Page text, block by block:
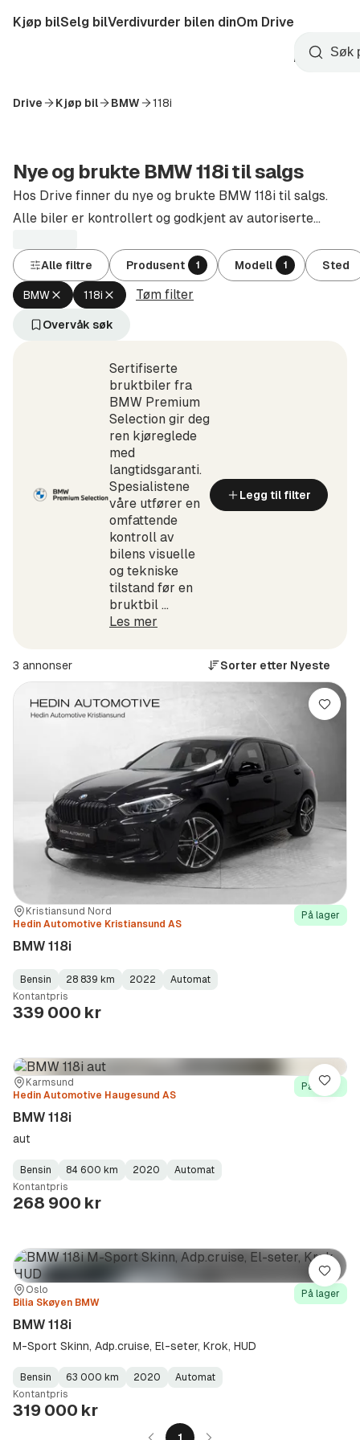
til
Startside
Kjøp bilSelg bilVerdivurder bilen dinOm Drive
Opprett
konto
Søk
Drive Kjøp bil BMW 118i
Nye og brukte BMW 118i til salgs
Hos Drive finner du nye og brukte BMW 118i til salgs.
Alle biler er kontrollert og godkjent av autoriserte
Alle filtre Produsent 1 Modell 1 Sted
BMW Fjern
aktivt
filter
118i Fjern
aktivt
filter
Tøm filter
Overvåk søk
Sertifiserte
bruktbiler fra
BMW Premium
Selection gir deg
ren kjøreglede
med
langtidsgaranti.
Spesialistene
våre utfører en
omfattende
kontroll av
bilens visuelle
og tekniske
tilstand før en
bruktbil ...
Les mer
Legg til filter
3 annonser Sorter etter Nyeste
Sted:Kristiansund Nord
Forhandler:
Hedin Automotive Kristiansund AS
På lager
BMW 118i
Fuel
Type:
Bensin
Kilometerstand:
28 839 km
Model
Year:
2022
Gearbox
Type:
Automat
Kontantpris
339 000 kr
Lagre
Sted:Karmsund
Forhandler:
Hedin Automotive Haugesund AS
På lager
BMW 118i
aut
Fuel
Type:
Bensin
Kilometerstand:
84 600 km
Model
Year:
2020
Gearbox
Type:
Automat
Kontantpris
268 900 kr
Lagre
Sted:
Oslo
Forhandler:
Bilia Skøyen BMW
På lager
BMW 118i
M-Sport Skinn, Adp.cruise, El-seter, Krok, HUD
Fuel
Type:
Bensin
Kilometerstand :
63 000 km
Model
Year:
2020
Gearbox
Type:
Automat
Kontantpris
319 000 kr
Lagre